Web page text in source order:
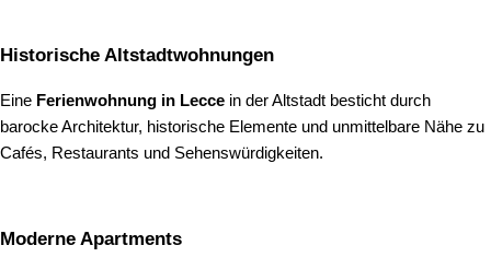
Historische Altstadtwohnungen
Eine Ferienwohnung in Lecce in der Altstadt besticht durch
barocke Architektur, historische Elemente und unmittelbare Nähe zu
Cafés, Restaurants und Sehenswürdigkeiten.
Moderne Apartments